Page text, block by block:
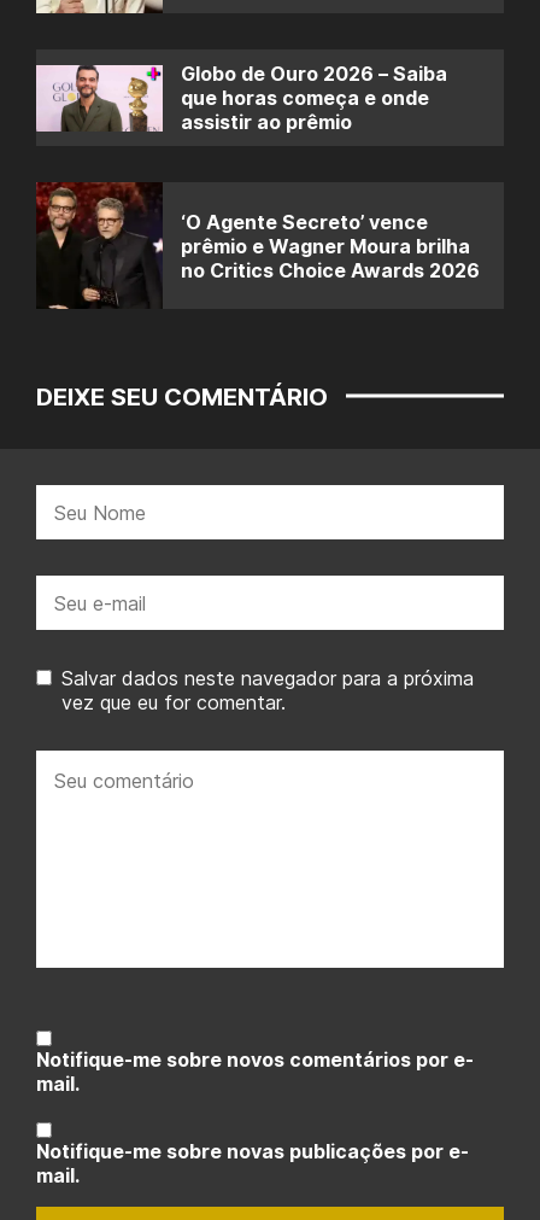
Globo de Ouro 2026 – Saiba
que horas começa e onde
assistir ao prêmio
‘O Agente Secreto’ vence
prêmio e Wagner Moura brilha
no Critics Choice Awards 2026
DEIXE SEU COMENTÁRIO
mail:
Salvar dados neste navegador para a próxima
vez que eu for comentar.
comentário:
Notifique-me sobre novos comentários por e-
mail.
Notifique-me sobre novas publicações por e-
mail.